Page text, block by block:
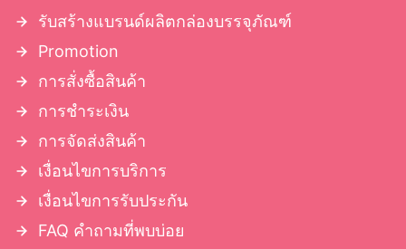
รับสร้างแบรนด์ผลิตกล่องบรรจุภัณฑ์
Promotion
การสั่งซื้อสินค้า
การชำระเงิน
การจัดส่งสินค้า
เงื่อนไขการบริการ
เงื่อนไขการรับประกัน
FAQ คำถามที่พบบ่อย